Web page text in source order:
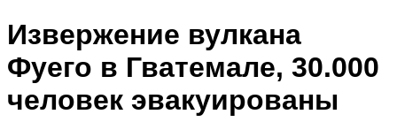
Извержение вулкана
Фуего в Гватемале, 30.000
человек эвакуированы